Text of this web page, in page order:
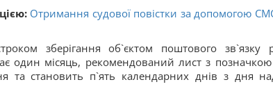
Отримання судової повістки за допомогою
зберігання об`єктом поштового зв`язку
один місяць, рекомендований лист з
та становить п`ять календарних днів з дня